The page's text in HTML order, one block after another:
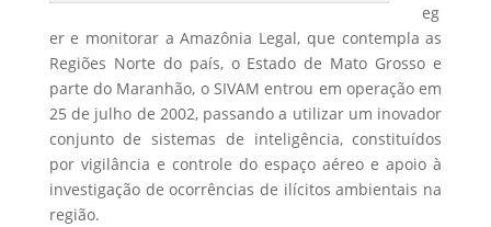
eg
er e monitorar a Amazônia Legal, que contempla as
Regiões Norte do país, o Estado de Mato Grosso e
parte do Maranhão, o SIVAM entrou em operação em
25 de julho de 2002, passando a utilizar um inovador
conjunto de sistemas de inteligência, constituídos
por vigilância e controle do espaço aéreo e apoio à
investigação de ocorrências de ilícitos ambientais na
região.